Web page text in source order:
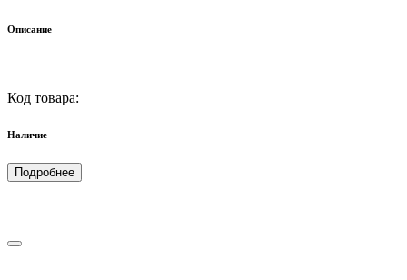
Описание
Код товара:
Наличие
Подробнее